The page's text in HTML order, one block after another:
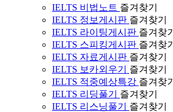
IELTS 비법노트 즐겨찾기
IELTS 정보게시판 즐겨찾기
IELTS 라이팅게시판 즐겨찾기
IELTS 스피킹게시판 즐겨찾기
IELTS 자료게시판 즐겨찾기
IELTS 보카외우기
즐겨찾기
IELTS 적중예상특강 즐겨찾기
IELTS 리딩풀기
즐겨찾기
IELTS 리스닝풀기
즐겨찾기